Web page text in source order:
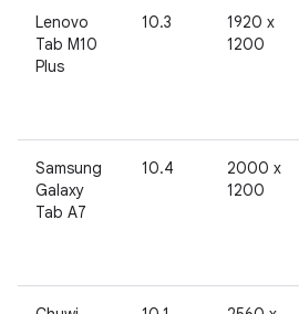
Lenovo
Tab M10
Plus
10.3
1920 x
1200
Samsung
Galaxy
Tab A7
10.4
2000 x
1200